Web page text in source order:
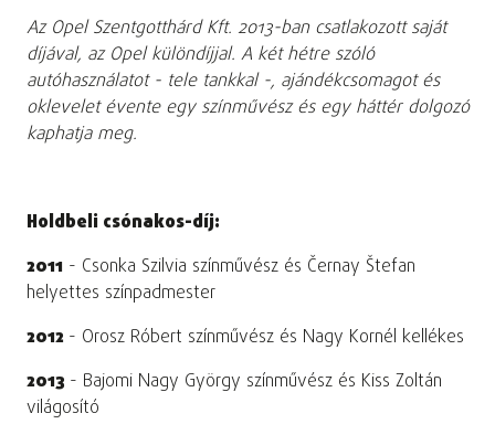
Az Opel Szentgotthárd Kft. 2013-ban csatlakozott saját
díjával, az Opel különdíjjal. A két hétre szóló
autóhasználatot - tele tankkal -, ajándékcsomagot és
oklevelet évente egy színművész és egy háttér dolgozó
kaphatja meg.
Holdbeli csónakos-díj:
2011 - Csonka Szilvia színművész és Černay Štefan
helyettes színpadmester
2012 - Orosz Róbert színművész és Nagy Kornél kellékes
2013 - Bajomi Nagy György színművész és Kiss Zoltán
világosító